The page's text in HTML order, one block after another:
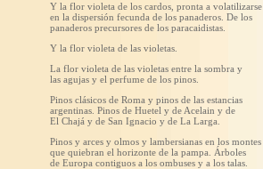
Y la flor violeta de los cardos, pronta a volatilizarse
en la dispersión fecunda de los panaderos. De los
panaderos precursores de los paracaidistas.
Y la flor violeta de las violetas.
La flor violeta de las violetas entre la sombra y
las agujas y el perfume de los pinos.
Pinos clásicos de Roma y pinos de las estancias
argentinas. Pinos de Huetel y de Acelain y de
El Chajá y de San Ignacio y de La Larga.
Pinos y arces y olmos y lambersianas en los montes
que quiebran el horizonte de la pampa. Árboles
de Europa contiguos a los ombuses y a los talas.